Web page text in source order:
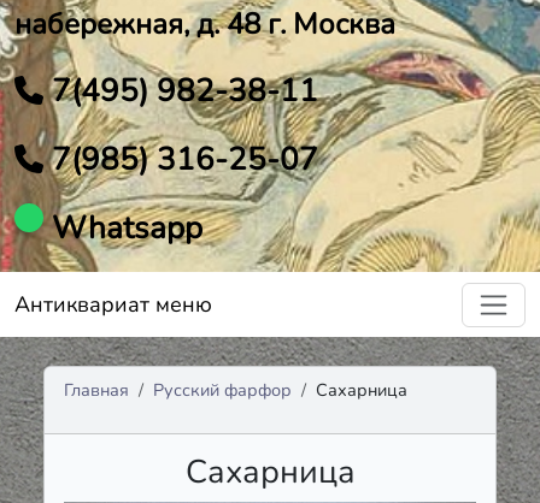
набережная, д. 48 г. Москва
7(495) 982-38-11
7(985) 316-25-07
Whatsapp
Антиквариат меню
Главная Русский фарфор Сахарница
Сахарница